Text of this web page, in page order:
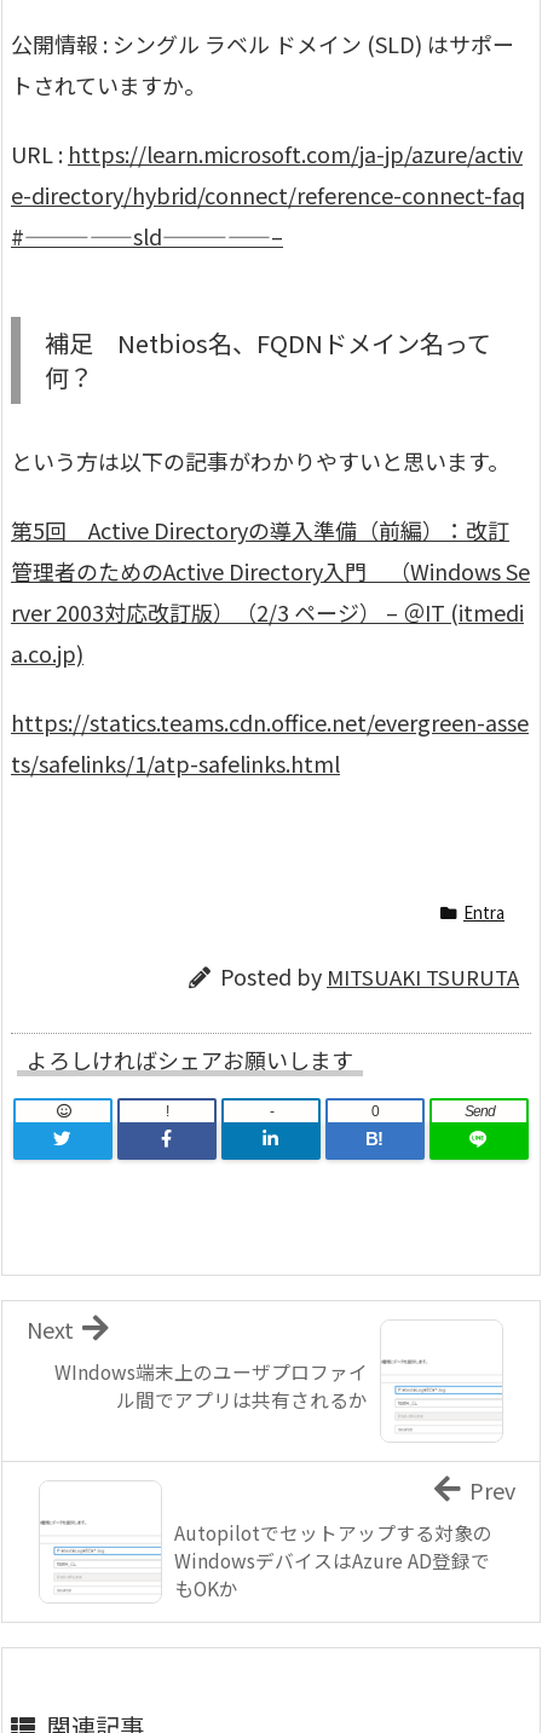
公開情報 : シングル ラベル ドメイン (SLD) はサポー
トされていますか。
URL : https://learn.microsoft.com/ja-jp/azure/activ
e-directory/hybrid/connect/reference-connect-faq
#—————sld—————–
補足 Netbios名、FQDNドメイン名って
何？
という方は以下の記事がわかりやすいと思います。
第5回 Active Directoryの導入準備（前編）：改訂
管理者のためのActive Directory入門 （Windows Se
rver 2003対応改訂版）（2/3 ページ） – ＠IT (itmedi
a.co.jp)
https://statics.teams.cdn.office.net/evergreen-asse
ts/safelinks/1/atp-safelinks.html
Entra
Posted by MITSUAKI TSURUTA
よろしければシェアお願いします
! -
B!
0 Send
WIndows端末上のユーザプロファイ
ル間でアプリは共有されるか
Next
Autopilotでセットアップする対象の
WindowsデバイスはAzure AD登録で
もOKか
Prev